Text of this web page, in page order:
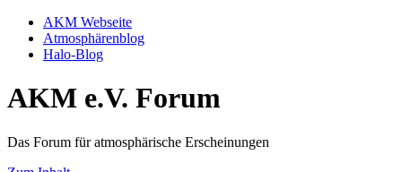
AKM Webseite
Atmosphärenblog
Halo-Blog
AKM e.V. Forum
Das Forum für atmosphärische Erscheinungen